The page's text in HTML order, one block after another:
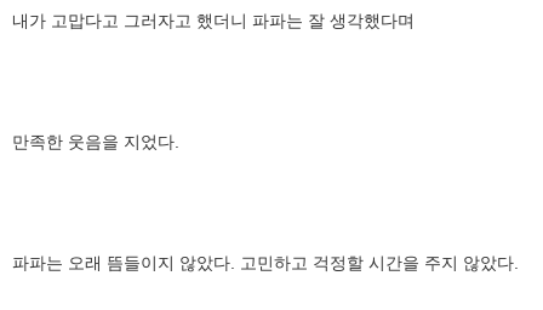
내가 고맙다고 그러자고 했더니 파파는 잘 생각했다며
만족한 웃음을 지었다.
파파는 오래 뜸들이지 않았다. 고민하고 걱정할 시간을 주지 않았다.